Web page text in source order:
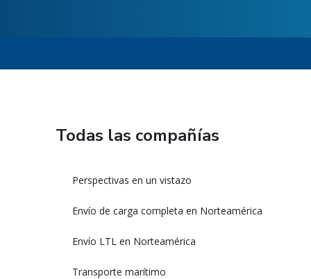
Todas las compañías
Perspectivas en un vistazo
Envío de carga completa en Norteamérica
Envío LTL en Norteamérica
Transporte marítimo